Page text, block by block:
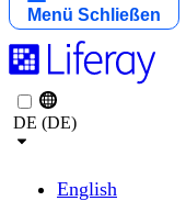
Menü Schließen
DE (DE)
English